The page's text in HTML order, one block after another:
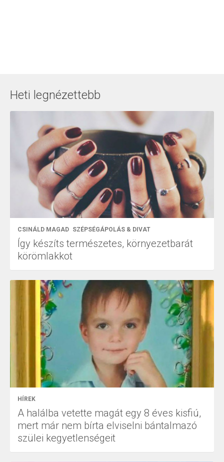
Heti legnézettebb
CSINÁLD MAGAD SZÉPSÉGÁPOLÁS & DIVAT
Így készíts természetes, környezetbarát
körömlakkot
HÍREK
A halálba vetette magát egy 8 éves kisfiú,
mert már nem bírta elviselni bántalmazó
szülei kegyetlenségeit